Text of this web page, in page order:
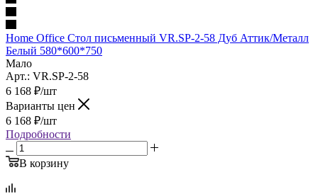
Home Office Стол письменный VR.SP-2-58 Дуб Аттик/Металл
Белый 580*600*750
Мало
Арт.: VR.SP-2-58
6 168 ₽/шт
Варианты цен
6 168 ₽/шт
Подробности
В корзину